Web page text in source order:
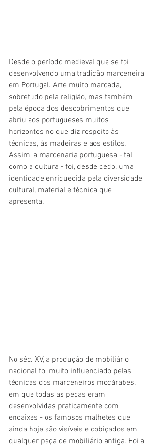
Desde o período medieval que se foi
desenvolvendo uma tradição marceneira
em Portugal. Arte muito marcada,
sobretudo pela religião, mas também
pela época dos descobrimentos que
abriu aos portugueses muitos
horizontes no que diz respeito às
técnicas, às madeiras e aos estilos.
Assim, a marcenaria portuguesa - tal
como a cultura - foi, desde cedo, uma
identidade enriquecida pela diversidade
cultural, material e técnica que
apresenta.
No séc. XV, a produção de mobiliário
nacional foi muito influenciado pelas
técnicas dos marceneiros moçárabes,
em que todas as peças eram
desenvolvidas praticamente com
encaixes - os famosos malhetes que
ainda hoje são visíveis e cobiçados em
qualquer peça de mobiliário antiga. Foi a